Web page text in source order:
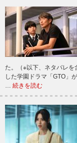
た。（※以下、ネタバレ
した学園ドラマ「GTO」
… 続きを読む